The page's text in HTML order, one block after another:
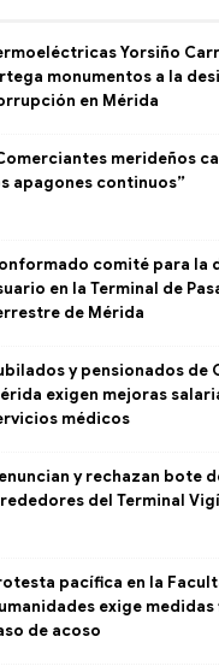
Yorsiño
monumentos a la
en Mérida
merideños
apagones continuos”
comité para la
en la Terminal de
de Mérida
y pensionados de
exigen mejoras
médicos
y rechazan bote
del Terminal
pacífica en la
exige
de acoso